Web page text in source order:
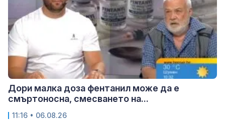
Дори малка доза фентанил може да е
смъртоносна, смесването на...
11:16 • 06.08.26